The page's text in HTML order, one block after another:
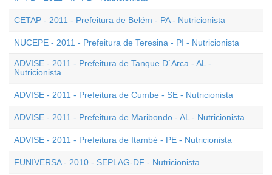
CETAP - 2011 - Prefeitura de Belém - PA - Nutricionista
NUCEPE - 2011 - Prefeitura de Teresina - PI - Nutricionista
ADVISE - 2011 - Prefeitura de Tanque D`Arca - AL -
Nutricionista
ADVISE - 2011 - Prefeitura de Cumbe - SE - Nutricionista
ADVISE - 2011 - Prefeitura de Maribondo - AL - Nutricionista
ADVISE - 2011 - Prefeitura de Itambé - PE - Nutricionista
FUNIVERSA - 2010 - SEPLAG-DF - Nutricionista